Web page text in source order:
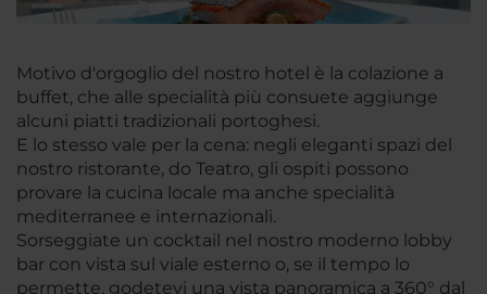
Motivo d'orgoglio del nostro hotel è la colazione a
buffet, che alle specialità più consuete aggiunge
alcuni piatti tradizionali portoghesi.
E lo stesso vale per la cena: negli eleganti spazi del
nostro ristorante, do Teatro, gli ospiti possono
provare la cucina locale ma anche specialità
mediterranee e internazionali.
Sorseggiate un cocktail nel nostro moderno lobby
bar con vista sul viale esterno o, se il tempo lo
permette, godetevi una vista panoramica a 360° dal